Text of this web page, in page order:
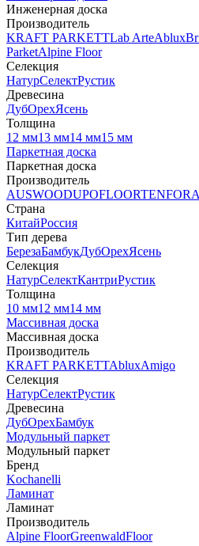
Инженерная доска
Производитель
KRAFT PARKETTLab ArteAblux
ParketAlpine Floor
Селекция
НатурСелектРустик
Древесина
ДубОрехЯсень
Толщина
12 мм13 мм14 мм15 мм
Паркетная доска
Паркетная доска
Производитель
AUSWOODUPOFLOORTENFOR
Страна
КитайРоссия
Тип дерева
БерезаБамбукДубОрехЯсень
Селекция
НатурСелектКантриРустик
Толщина
10 мм12 мм14 мм
Массивная доска
Массивная доска
Производитель
KRAFT PARKETTAbluxAmigo
Селекция
НатурСелектРустик
Древесина
ДубОрехБамбук
Модульный паркет
Модульный паркет
Бренд
Kochanelli
Ламинат
Ламинат
Производитель
Alpine FloorGreenwaldFloor